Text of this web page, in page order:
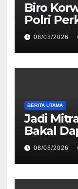
Biro
Polri
untuk
Hukum
08/08/2026
BERITA UTAMA
Jadi
Bakal
08/08/2026